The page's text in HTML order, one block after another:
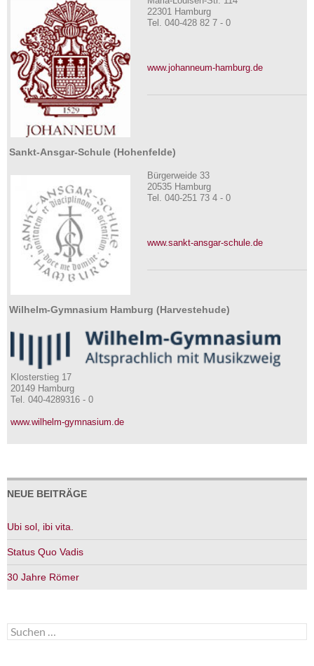
22301 Hamburg
Tel. 040-428 82 7 - 0
www.johanneum-hamburg.de
Sankt-Ansgar-Schule (Hohenfelde)
Bürgerweide 33
20535 Hamburg
Tel. 040-251 73 4 - 0
www.sankt-ansgar-schule.de
Wilhelm-Gymnasium Hamburg (Harvestehude)
Klosterstieg 17
20149 Hamburg
Tel. 040-4289316 - 0
www.wilhelm-gymnasium.de
NEUE BEITRÄGE
Ubi sol, ibi vita.
Status Quo Vadis
30 Jahre Römer
Suchen
nach: